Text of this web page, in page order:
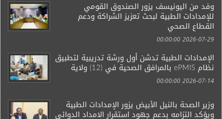
وفد من اليونيسف يزور الصندوق القومي
للإمدادات الطبية لبحث تعزيز الشراكة ودعم
القطاع الصحي
2026-07-29 00:00:00
الإمدادات الطبية تدشن أول ورشة تدريبية لتطبيق
نظام ePMIS بالمرافق الصحية في (12) ولاية
2026-07-14 00:00:00
وزير الصحة بالنيل الأبيض يزور الإمدادات الطبية
ويؤكد التزامه بدعم جهود استقرار الامداد الدوائي